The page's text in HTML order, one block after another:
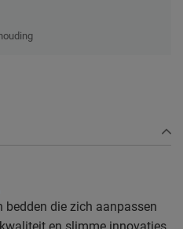
bedden die zich aanpassen
en slimme innovaties